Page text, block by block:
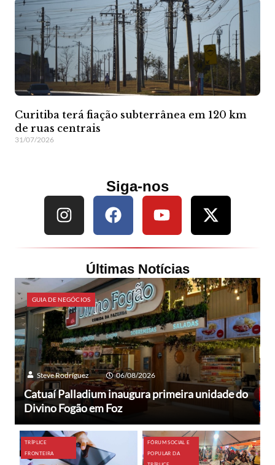
Curitiba terá fiação subterrânea em 120 km
de ruas centrais
31/07/2026
Siga-nos
Últimas Notícias
GUIA DE NEGÓCIOS
Steve Rodríguez 06/08/2026
Catuaí Palladium inaugura primeira unidade do
Divino Fogão em Foz
TRÍPLICE
FRONTEIRA
FÓRUM SOCIAL E
POPULAR DA